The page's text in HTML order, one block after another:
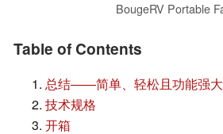
Table of Contents
总结——简单、轻松且功能强大
技术规格
开箱